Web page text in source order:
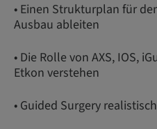
• Einen Strukturplan für
Ausbau ableiten
• Die Rolle von AXS, IOS,
Etkon verstehen
• Guided Surgery